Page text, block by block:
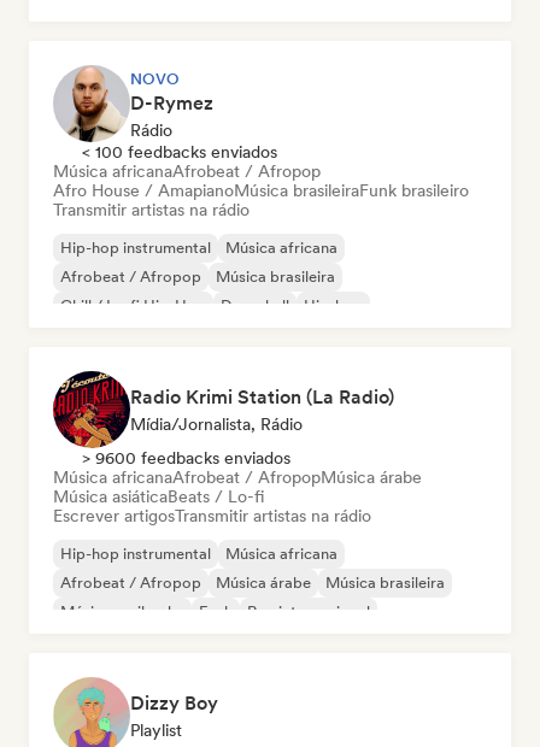
NOVO
D-Rymez
Rádio
< 100 feedbacks enviados
Música africanaAfrobeat / Afropop
Afro House / AmapianoMúsica brasileiraFunk brasileiro
Transmitir artistas na rádio
Hip-hop instrumental
Música africana
Afrobeat / Afropop
Música brasileira
Chill / Lo-fi Hip-Hop
Dancehall
Hip-hop
Radio Krimi Station (La Radio)
Mídia/Jornalista, Rádio
> 9600 feedbacks enviados
Música africanaAfrobeat / AfropopMúsica árabe
Música asiáticaBeats / Lo-fi
Escrever artigosTransmitir artistas na rádio
Hip-hop instrumental
Música africana
Afrobeat / Afropop
Música árabe
Música brasileira
Música caribenha
Funk Rap internacional
Dizzy Boy
Playlist